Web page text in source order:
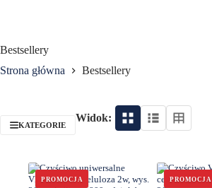
Bestsellery
Strona główna
Bestsellery
KATEGORIE
Widok:
PROMOCJA PROMOCJA